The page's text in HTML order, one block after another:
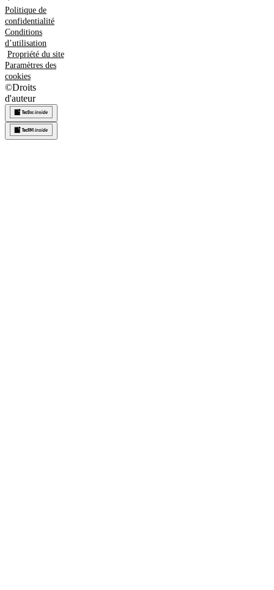
Politique de
confidentialité
Conditions
d’utilisation
Propriété du site
Paramètres des
cookies
©Droits
d'auteur